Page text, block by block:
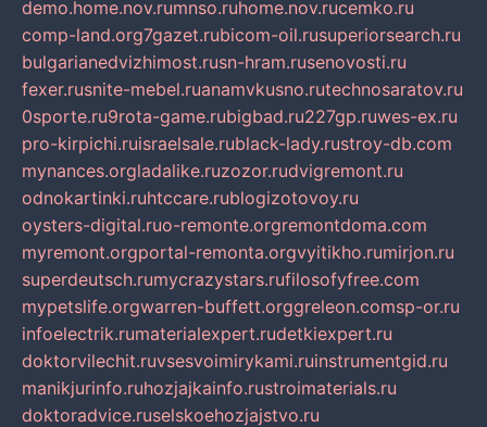
demo.home.nov.rumnso.ruhome.nov.rucemko.ru
comp-land.org7gazet.rubicom-oil.rusuperiorsearch.ru
bulgarianedvizhimost.rusn-hram.rusenovosti.ru
fexer.rusnite-mebel.ruanamvkusno.rutechnosaratov.ru
0sporte.ru9rota-game.rubigbad.ru227gp.ruwes-ex.ru
pro-kirpichi.ruisraelsale.rublack-lady.rustroy-db.com
mynances.orgladalike.ruzozor.rudvigremont.ru
odnokartinki.ruhtccare.rublogizotovoy.ru
oysters-digital.ruo-remonte.orgremontdoma.com
myremont.orgportal-remonta.orgvyitikho.rumirjon.ru
superdeutsch.rumycrazystars.rufilosofyfree.com
mypetslife.orgwarren-buffett.orggreleon.comsp-or.ru
infoelectrik.rumaterialexpert.rudetkiexpert.ru
doktorvilechit.ruvsesvoimirykami.ruinstrumentgid.ru
manikjurinfo.ruhozjajkainfo.rustroimaterials.ru
doktoradvice.ruselskoehozjajstvo.ru